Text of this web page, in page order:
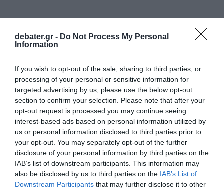
debater.gr - Do Not Process My Personal
Information
If you wish to opt-out of the sale, sharing to third parties, or
processing of your personal or sensitive information for
targeted advertising by us, please use the below opt-out
section to confirm your selection. Please note that after your
opt-out request is processed you may continue seeing
interest-based ads based on personal information utilized by
us or personal information disclosed to third parties prior to
your opt-out. You may separately opt-out of the further
disclosure of your personal information by third parties on the
IAB’s list of downstream participants. This information may
also be disclosed by us to third parties on the IAB’s List of
Downstream Participants that may further disclose it to other
Google News
και μάθετε πρώτοι όλες τις ειδήσεις
Share Tweet
ΔΥΤΙΚΗ ΑΤΤΙΚΗ ΣΥΛΛΗΨΗ
ΔΙΑΦΗΜΙΣΗ